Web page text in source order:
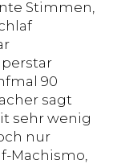
Stimmen,
90
sagt
sehr wenig
nur
Machismo,